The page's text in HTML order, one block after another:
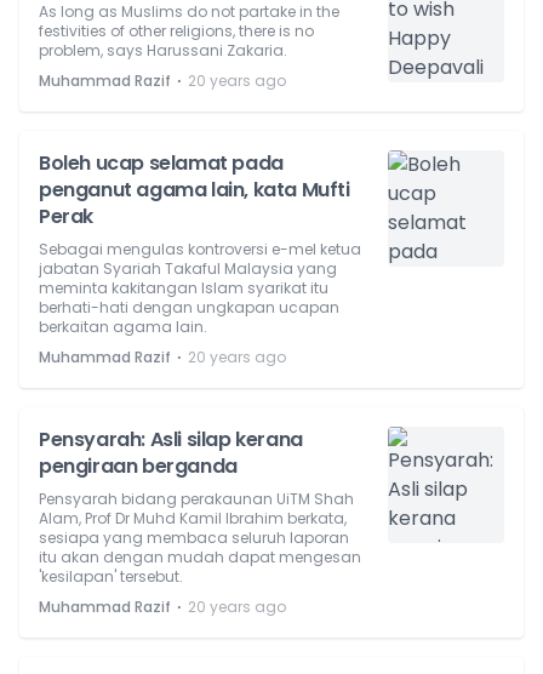
As long as Muslims do not partake in the
festivities of other religions, there is no
problem, says Harussani Zakaria.
Muhammad Razif ⋅ 20 years ago
Boleh ucap selamat pada
penganut agama lain, kata Mufti
Perak
Sebagai mengulas kontroversi e-mel ketua
jabatan Syariah Takaful Malaysia yang
meminta kakitangan Islam syarikat itu
berhati-hati dengan ungkapan ucapan
berkaitan agama lain.
Muhammad Razif ⋅ 20 years ago
Pensyarah: Asli silap kerana
pengiraan berganda
Pensyarah bidang perakaunan UiTM Shah
Alam, Prof Dr Muhd Kamil Ibrahim berkata,
sesiapa yang membaca seluruh laporan
itu akan dengan mudah dapat mengesan
'kesilapan' tersebut.
Muhammad Razif ⋅ 20 years ago